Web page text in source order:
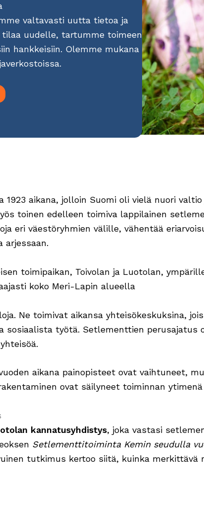
valtavasti uutta tietoa ja
uudelle, tartumme toimeen
hankkeisiin. Olemme mukana
aikana, jolloin Suomi oli vielä nuori
toinen edelleen toimiva lappilainen
eri väestöryhmien välille, vähentää
arjessaan.
toimipaikan, Toivolan ja Luotolan,
koko Meri-Lapin alueella
Ne toimivat aikansa yhteisökeskuksina,
sosiaalista työtä. Setlementtien
aikana painopisteet ovat vaihtuneet,
ovat säilyneet toiminnan ytimenä
kannatusyhdistys, joka vastasi
Setlementtitoiminta Kemin seudulla
tutkimus kertoo siitä, kuinka